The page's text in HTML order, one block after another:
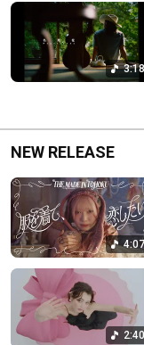
3:18
NEW RELEASE
4:07
2:40